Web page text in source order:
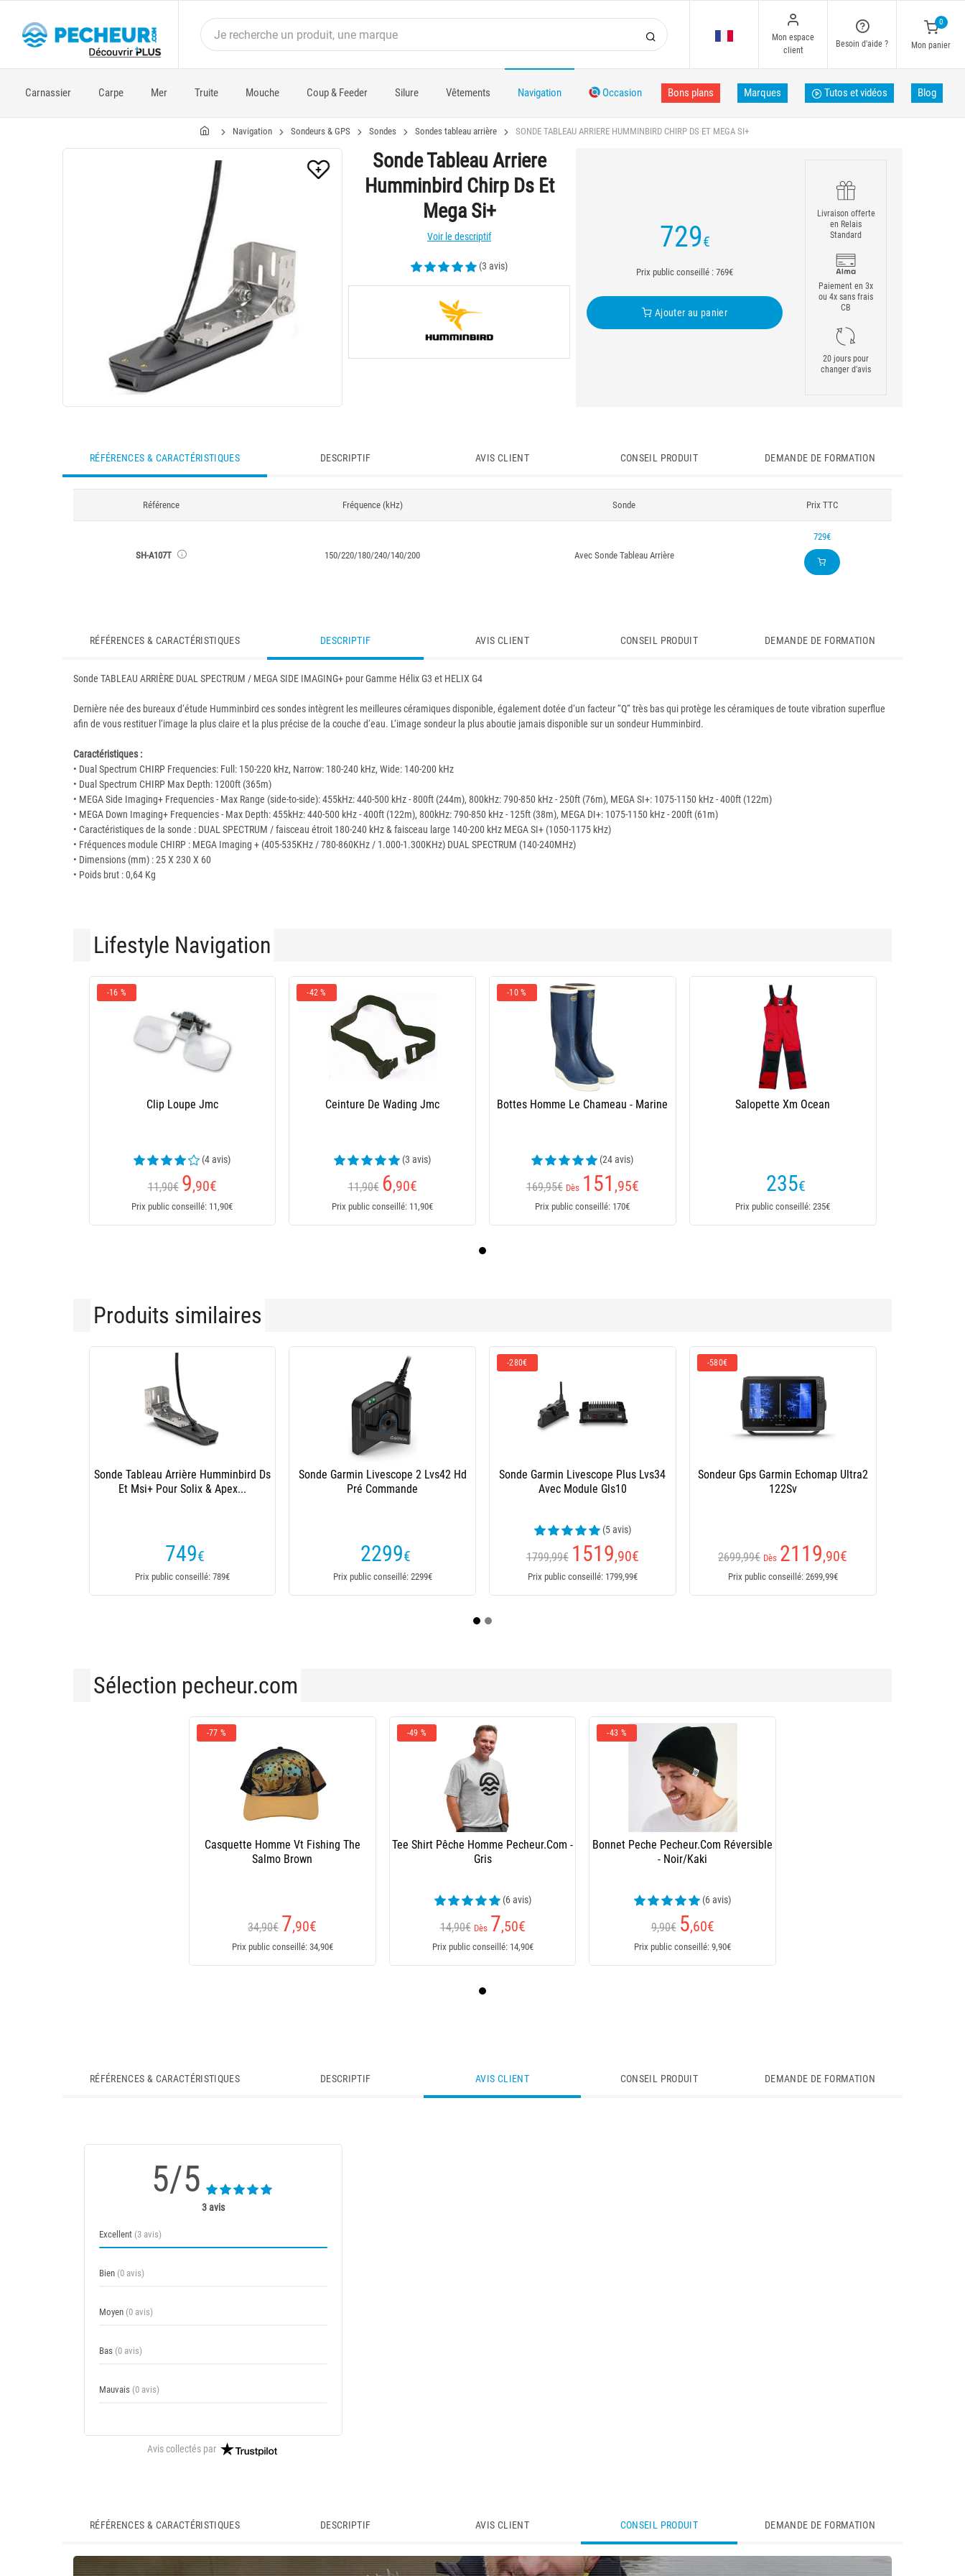
Mon espace
client
Besoin d'aide ?
0
Mon panier
Carnassier Carpe Mer Truite Mouche Coup & Feeder Silure Vêtements Navigation Occasion Bons plans Marques Tutos et vidéos Blog
Navigation Sondeurs & GPS Sondes Sondes tableau arrière SONDE TABLEAU ARRIERE HUMMINBIRD CHIRP DS ET MEGA SI+
Sonde Tableau Arriere
Humminbird Chirp Ds Et
Mega Si+
Voir le descriptif
(3 avis)
729€
Prix public conseillé : 769€
Ajouter au panier
Livraison offerte
en Relais
Standard
Paiement en 3x
ou 4x sans frais
CB
20 jours pour
changer d'avis
RÉFÉRENCES & CARACTÉRISTIQUES DESCRIPTIF AVIS CLIENT CONSEIL PRODUIT DEMANDE DE FORMATION
Référence Fréquence (kHz) Sonde Prix TTC
SH-A107T 150/220/180/240/140/200 Avec Sonde Tableau Arrière
729€
RÉFÉRENCES & CARACTÉRISTIQUES DESCRIPTIF AVIS CLIENT CONSEIL PRODUIT DEMANDE DE FORMATION
Sonde TABLEAU ARRIÈRE DUAL SPECTRUM / MEGA SIDE IMAGING+ pour Gamme Hélix G3 et HELIX G4
Dernière née des bureaux d‘étude Humminbird ces sondes intègrent les meilleures céramiques disponible, également dotée d‘un facteur “Q“ très bas qui protège les céramiques de toute vibration superflue
afin de vous restituer l‘image la plus claire et la plus précise de la couche d‘eau. L‘image sondeur la plus aboutie jamais disponible sur un sondeur Humminbird.
Caractéristiques :
• Dual Spectrum CHIRP Frequencies: Full: 150-220 kHz, Narrow: 180-240 kHz, Wide: 140-200 kHz
• Dual Spectrum CHIRP Max Depth: 1200ft (365m)
• MEGA Side Imaging+ Frequencies - Max Range (side-to-side): 455kHz: 440-500 kHz - 800ft (244m), 800kHz: 790-850 kHz - 250ft (76m), MEGA SI+: 1075-1150 kHz - 400ft (122m)
• MEGA Down Imaging+ Frequencies - Max Depth: 455kHz: 440-500 kHz - 400ft (122m), 800kHz: 790-850 kHz - 125ft (38m), MEGA DI+: 1075-1150 kHz - 200ft (61m)
• Caractéristiques de la sonde : DUAL SPECTRUM / faisceau étroit 180-240 kHz & faisceau large 140-200 kHz MEGA SI+ (1050-1175 kHz)
• Fréquences module CHIRP : MEGA Imaging + (405-535KHz / 780-860KHz / 1.000-1.300KHz) DUAL SPECTRUM (140-240MHz)
• Dimensions (mm) : 25 X 230 X 60
• Poids brut : 0,64 Kg
Lifestyle Navigation
-16 %
Clip Loupe Jmc
(4 avis)
11,90€ 9,90€
Prix public conseillé: 11,90€
-42 %
Ceinture De Wading Jmc
(3 avis)
11,90€ 6,90€
Prix public conseillé: 11,90€
-10 %
Bottes Homme Le Chameau - Marine
(24 avis)
169,95€ Dès 151 ,95€
Prix public conseillé: 170€
Salopette Xm Ocean
235€
Prix public conseillé: 235€
Produits similaires
Sondeur Gps Garmin Echomap Ultra2
102Sv
Dès 1519
Prix public conseillé: 1899,99€
Sonde Garmin Livescope 2 Lvs44 Pré
Commande
2199€
Prix public conseillé: 2199€
-490€
Pack Lowrance Elite Fs9 Active Imaging
+ Sonde Active Target 2 + Perche De...
3280€ 2789,90€
Prix public conseillé: 3472,80€
-1100€
Sondeur Garmin Gps Echomap Ultra2
162Sv
4999,99€ Dès 3899€
Prix public conseillé: 4999,99€
Sélection pecheur.com
-77 %
Casquette Homme Vt Fishing The
Salmo Brown
34,90€ 7,90€
Prix public conseillé: 34,90€
-49 %
Tee Shirt Pêche Homme Pecheur.Com -
Gris
(6 avis)
14,90€ Dès 7,50€
Prix public conseillé: 14,90€
-43 %
Bonnet Peche Pecheur.Com Réversible
- Noir/Kaki
(6 avis)
9,90€ 5,60€
Prix public conseillé: 9,90€
RÉFÉRENCES & CARACTÉRISTIQUES DESCRIPTIF AVIS CLIENT CONSEIL PRODUIT DEMANDE DE FORMATION
5/5
3 avis
Excellent (3 avis)
Bien (0 avis)
Moyen (0 avis)
Bas (0 avis)
Mauvais (0 avis)
Avis collectés par
RÉFÉRENCES & CARACTÉRISTIQUES DESCRIPTIF AVIS CLIENT CONSEIL PRODUIT DEMANDE DE FORMATION